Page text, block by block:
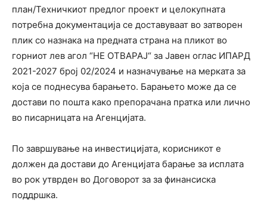
план/Техничкиот предлог проект и целокупната
потребна документација се доставуваат во затворен
плик со назнака на предната страна на пликот во
горниот лев агол “НЕ ОТВАРАЈ“ за Јавен оглас ИПАРД
2021-2027 број 02/2024 и назначување на мерката за
која се поднесува барањето. Барањето може да се
достави по пошта како препорачана пратка или лично
во писарницата на Агенцијата.
По завршување на инвестицијата, корисникот е
должен да достави до Агенцијата барање за исплата
во рок утврден во Договорот за за финансиска
поддршка.